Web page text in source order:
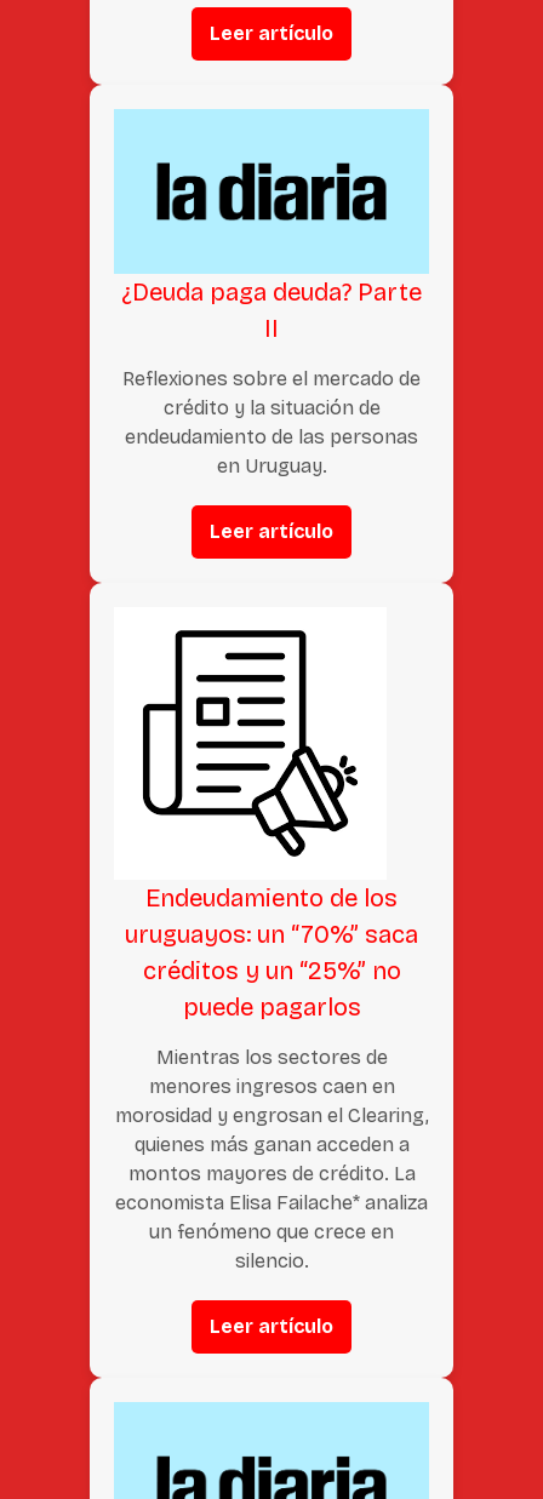
Leer artículo
¿Deuda paga deuda? Parte
II
Reflexiones sobre el mercado de
crédito y la situación de
endeudamiento de las personas
en Uruguay.
Leer artículo
Endeudamiento de los
uruguayos: un “70%” saca
créditos y un “25%” no
puede pagarlos
Mientras los sectores de
menores ingresos caen en
morosidad y engrosan el Clearing,
quienes más ganan acceden a
montos mayores de crédito. La
economista Elisa Failache* analiza
un fenómeno que crece en
silencio.
Leer artículo